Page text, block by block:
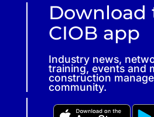
Download
CIOB app
Industry news,
training, events and
construction
community.